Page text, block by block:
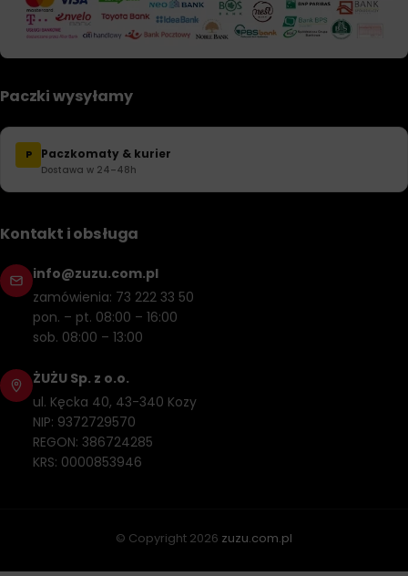
Paczki wysyłamy
P Paczkomaty & kurier
Dostawa w 24–48h
Kontakt i obsługa
info@zuzu.com.pl
zamówienia: 73 222 33 50
pon. – pt. 08:00 – 16:00
sob. 08:00 – 13:00
ŻUŻU Sp. z o.o.
ul. Kęcka 40, 43-340 Kozy
NIP: 9372729570
REGON: 386724285
KRS: 0000853946
© Copyright 2026 zuzu.com.pl